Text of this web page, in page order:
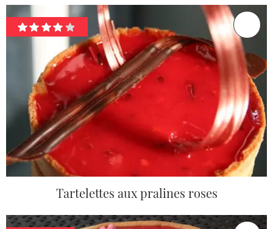
Tartelettes aux pralines roses